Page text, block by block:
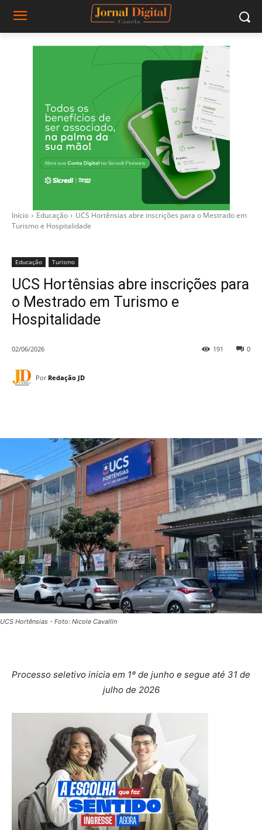
Início Educação
UCS Hortênsias abre inscrições para o Mestrado em
Turismo e Hospitalidade
Educação Turismo
UCS Hortênsias abre inscrições para
o Mestrado em Turismo e
Hospitalidade
02/06/2026 0
191
Por Redação JD
UCS Hortênsias - Foto: Nicole Cavallin
Processo seletivo inicia em 1º de junho e segue até 31 de
julho de 2026